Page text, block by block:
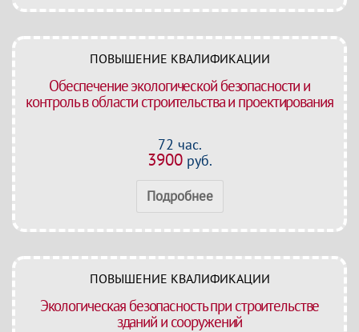
ПОВЫШЕНИЕ КВАЛИФИКАЦИИ
Обеспечение экологической безопасности и
контроль в области строительства и проектирования
72 час.
3900руб.
Подробнее
ПОВЫШЕНИЕ КВАЛИФИКАЦИИ
Экологическая безопасность при строительстве
зданий и сооружений